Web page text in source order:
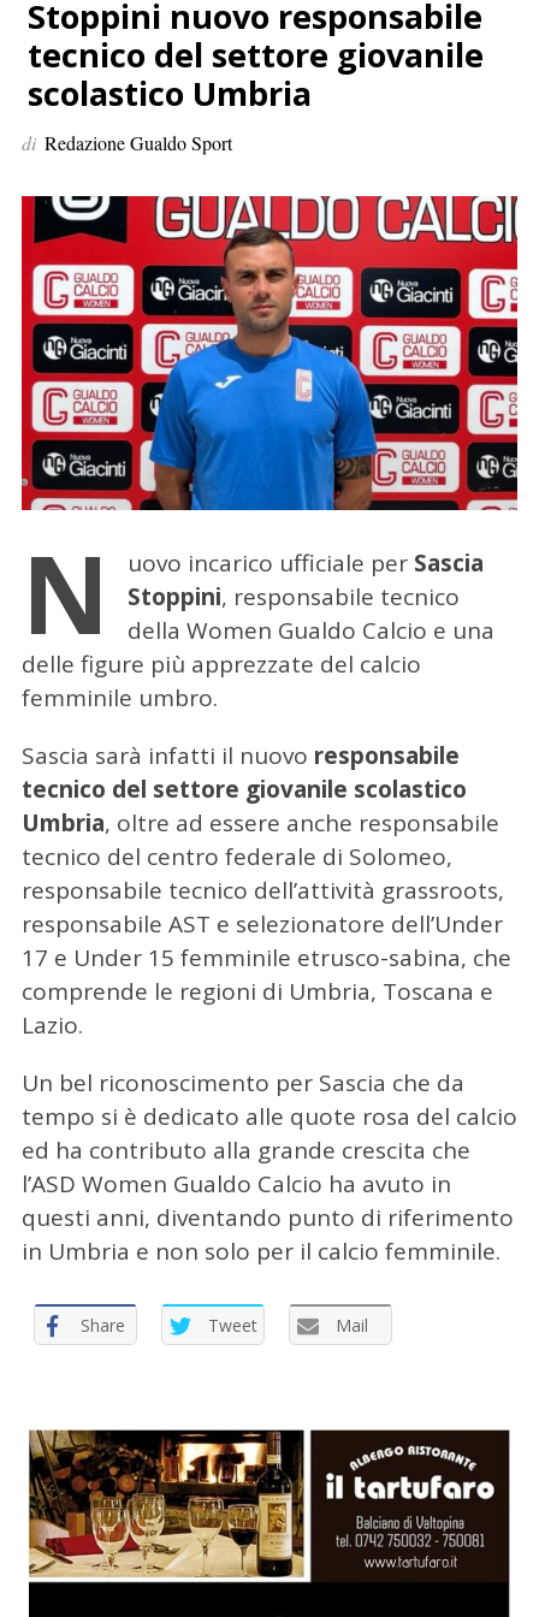
e
r
:
Stoppini nuovo responsabile
tecnico del settore giovanile
scolastico Umbria
di Redazione Gualdo Sport
N uovo incarico ufficiale per Sascia
Stoppini, responsabile tecnico
della Women Gualdo Calcio e una
delle figure più apprezzate del calcio
femminile umbro.
Sascia sarà infatti il nuovo responsabile
tecnico del settore giovanile scolastico
Umbria, oltre ad essere anche responsabile
tecnico del centro federale di Solomeo,
responsabile tecnico dell’attività grassroots,
responsabile AST e selezionatore dell’Under
17 e Under 15 femminile etrusco-sabina, che
comprende le regioni di Umbria, Toscana e
Lazio.
Un bel riconoscimento per Sascia che da
tempo si è dedicato alle quote rosa del calcio
ed ha contributo alla grande crescita che
l’ASD Women Gualdo Calcio ha avuto in
questi anni, diventando punto di riferimento
in Umbria e non solo per il calcio femminile.
Share Tweet Mail
C